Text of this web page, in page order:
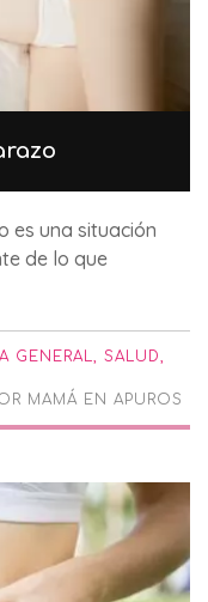
es una situación
de lo que
GENERAL, SALUD,
MAMÁ EN APUROS